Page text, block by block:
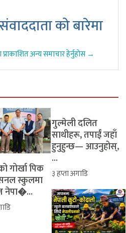
को बारेमा
अन्य समाचार हेर्नुहोस →
गोर्खा पिक
स्कुलमा
नेपा�...
​गुल्मेली दलित
साथीहरू, तपाईं जहाँ
हुनुहुन्छ— आउनुहोस्,
...
३ हप्ता अगाडि